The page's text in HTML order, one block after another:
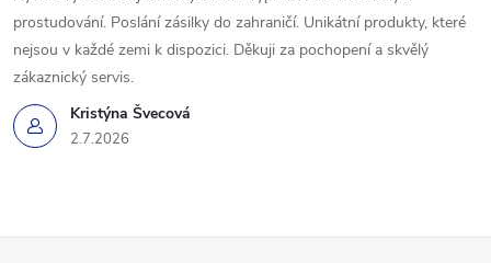
v
k
y
v
p
Kristýna Švecová
2.7.2026
prostudování. Poslání zásilky do zahraničí. Unikátní produkty, které
nejsou v každé zemi k dispozici. Děkuji za pochopení a skvělý
zákaznický servis.